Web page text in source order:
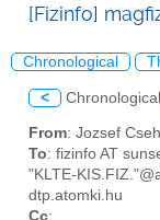
[Fizinfo]
Chronological
< Chronological
From: Jozsef
To: fizinfo AT
"KLTE-
dtp.atomki.hu
Cc: